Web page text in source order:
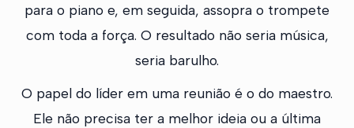
para o piano e, em seguida, assopra o trompete
com toda a força. O resultado não seria música,
seria barulho.
O papel do líder em uma reunião é o do maestro.
Ele não precisa ter a melhor ideia ou a última